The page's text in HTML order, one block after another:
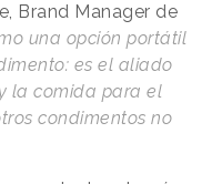
Brand Manager de
una opción portátil
es el aliado
la comida para el
condimentos no